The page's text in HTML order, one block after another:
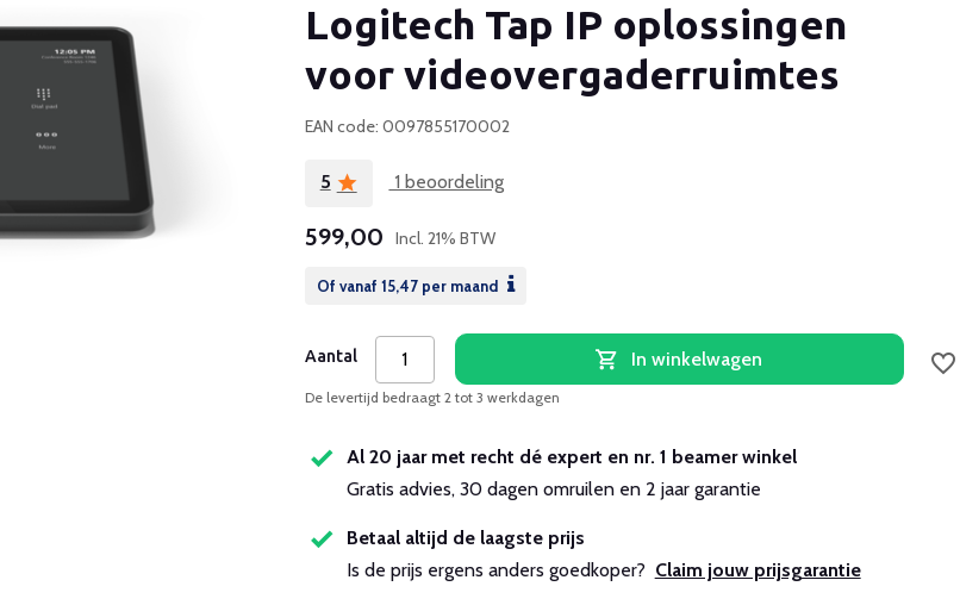
Account aanmaken
Logitech Tap IP oplossingen
voor videovergaderruimtes
EAN code: 0097855170002
5 1 beoordeling
599,00 Incl. 21% BTW
Of vanaf 15,47per maand
Aantal In winkelwagen
De levertijd bedraagt 2 tot 3 werkdagen
Al 20 jaar met recht dé expert en nr. 1 beamer winkel
Gratis advies, 30 dagen omruilen en 2 jaar garantie
Betaal altijd de laagste prijs
Is de prijs ergens anders goedkoper? Claim jouw prijsgarantie